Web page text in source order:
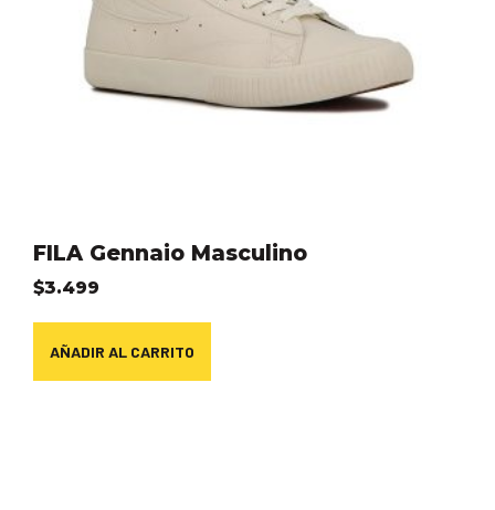
FILA Gennaio Masculino
$3.499
AÑADIR AL CARRITO